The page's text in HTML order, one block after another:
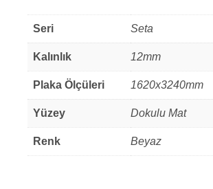
Seri Seta
Kalınlık 12mm
Plaka Ölçüleri 1620x3240mm
Yüzey Dokulu Mat
Renk Beyaz